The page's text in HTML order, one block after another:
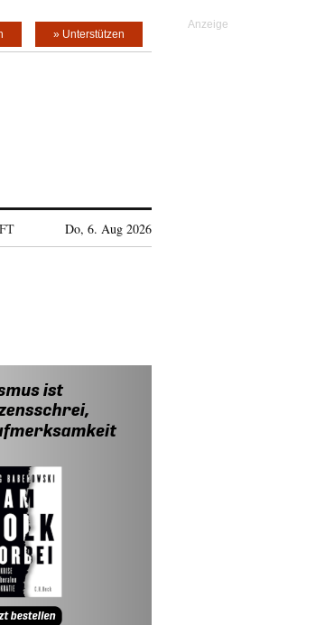
» Unterstützen
Do, 6. Aug 2026